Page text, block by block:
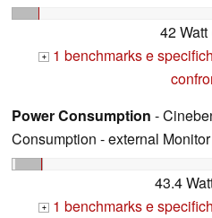
42 Watt
+ 1 benchmarks e
Power Consumption -
Consumption - external
43.4
+ 1 benchmarks e